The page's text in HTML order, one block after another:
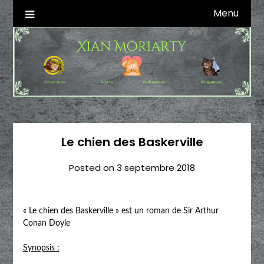
Skip
to
content
Xian Moriarty
Autrice SFFF & Blogueuse & Streameuse Menu
Le chien des Baskerville
Posted on3 septembre 2018
« Le chien des Baskerville » est un roman de Sir Arthur
Conan Doyle
Synopsis :